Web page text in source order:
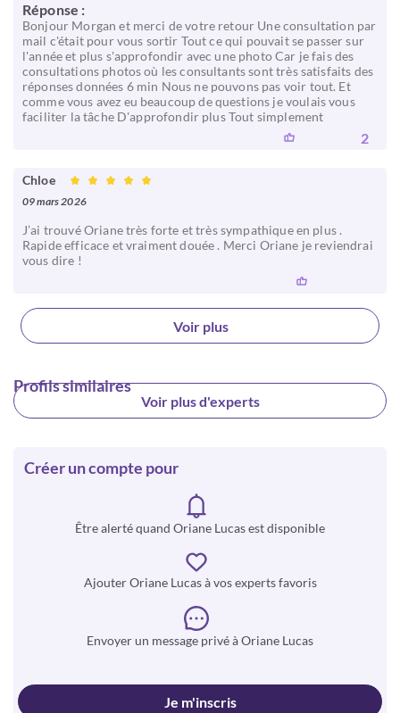
Réponse :
Bonjour Morgan et merci de votre retour Une consultation par
mail c'était pour vous sortir Tout ce qui pouvait se passer sur
l'année et plus s'approfondir avec une photo Car je fais des
consultations photos où les consultants sont très satisfaits des
réponses données 6 min Nous ne pouvons pas voir tout. Et
comme vous avez eu beaucoup de questions je voulais vous
faciliter la tâche D'approfondir plus Tout simplement
2
Chloe
09 mars 2026
J’ai trouvé Oriane très forte et très sympathique en plus .
Rapide efficace et vraiment douée . Merci Oriane je reviendrai
vous dire !
Voir plus
Profils similaires
Voir plus d'experts
Créer un compte pour
Être alerté quand Oriane Lucas est disponible
Ajouter Oriane Lucas à vos experts favoris
Envoyer un message privé à Oriane Lucas
Je m'inscris